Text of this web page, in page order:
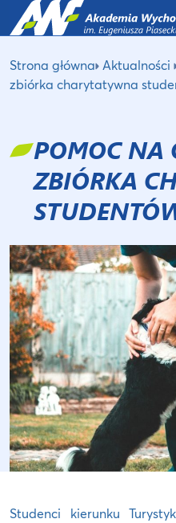
Strona główna Aktualności
zbiórka charytatywna
POMOC NA
ZBIÓRKA
Studenci kierunku